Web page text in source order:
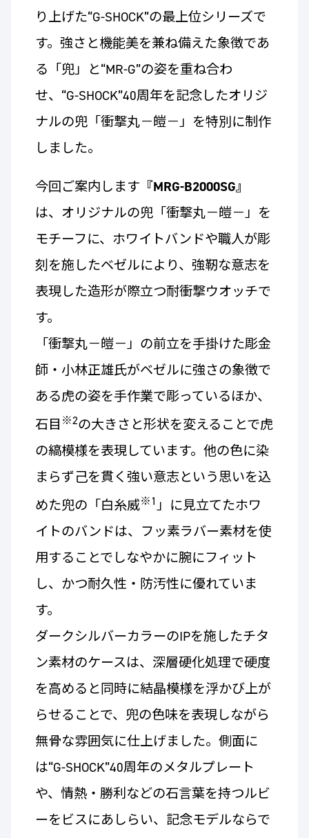
り上げた“G-SHOCK”の最上位シリーズで
す。強さと機能美を兼ね備えた象徴であ
る「兜」と“MR-G”の姿を重ね合わ
せ、“G-SHOCK”40周年を記念したオリジ
ナルの兜「衝撃丸－皚－」を特別に制作
しました。
今回ご案内します 『MRG-B2000SG』
は、オリジナルの兜「衝撃丸－皚－」を
モチーフに、ホワイトバンドや職人が彫
刻を施したベゼルにより、強靭な意志を
表現した造形が際立つ耐衝撃ウオッチで
す。
「衝撃丸－皚－」の前立を手掛けた彫金
師・小林正雄氏がベゼルに強さの象徴で
ある虎の姿を手作業で彫っているほか、
石目 ※2の大きさと形状を変えることで虎
の縞模様を表現しています。他の色に染
まらず己を貫く強い意志という思いを込
めた兜の「白糸威※1」に見立てたホワ
イトのバンドは、フッ素ラバー素材を使
用することでしなやかに腕にフィット
し、かつ耐久性・防汚性に優れていま
す。
ダークシルバーカラーのIPを施したチタ
ン素材のケースは、深層硬化処理で硬度
を高めると同時に結晶模様を浮かび上が
らせることで、兜の色味を表現しながら
無骨な雰囲気に仕上げました。側面に
は“G-SHOCK”40周年のメタルプレート
や、情熱・勝利などの石言葉を持つルビ
ーをビスにあしらい、記念モデルならで